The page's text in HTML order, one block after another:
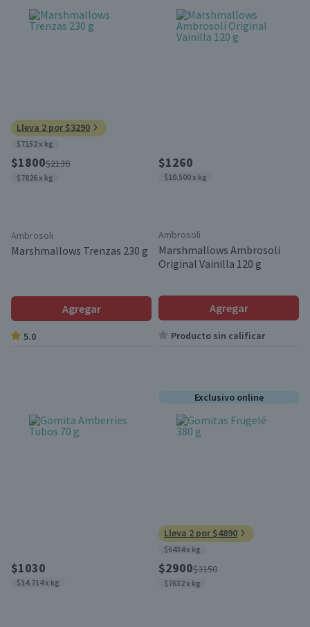
Lleva 2 por $3290
$7152 x kg
$1800$2130
$7826 x kg
Ambrosoli
Marshmallows Trenzas 230 g
Agregar
5.0
$1260
$10.500 x kg
Ambrosoli
Marshmallows Ambrosoli
Original Vainilla 120 g
Agregar
Producto sin calificar
$1030
$14.714 x kg
Exclusivo online
Lleva 2 por $4890
$6434 x kg
$2900$3150
$7632 x kg